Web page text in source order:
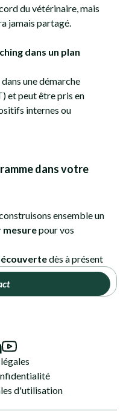
du vétérinaire, mais
jamais partagé.
dans un plan
une démarche
et peut être pris en
internes ou
dans votre
ensemble un
mesurepour vos
dès à présent
d'utilisation